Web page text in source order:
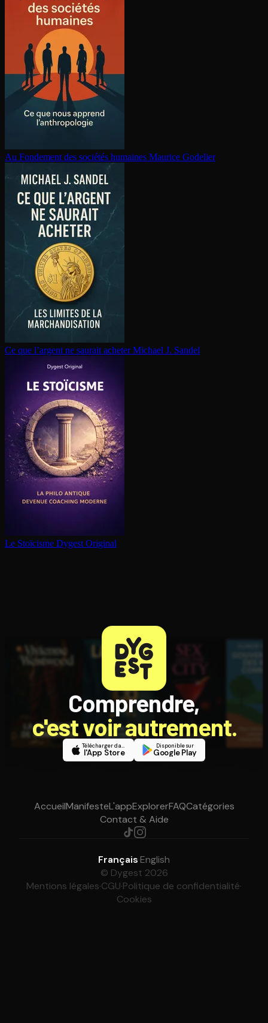
Au Fondement des sociétés humaines Maurice Godelier
Ce que l’argent ne saurait acheter Michael J. Sandel
Le Stoïcisme Dygest Original
Comprendre,
c'est voir autrement.
Télécharger dans
l'App Store
Disponible sur
Google Play
AccueilManifesteL'appExplorerFAQCatégories
Contact & Aide
Français·English
© Dygest 2026
Mentions légales·CGU·Politique de confidentialité·
Cookies